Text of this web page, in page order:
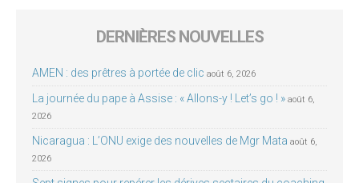
DERNIÈRES NOUVELLES
AMEN : des prêtres à portée de clic août 6, 2026
La journée du pape à Assise : « Allons-y ! Let’s go ! » août 6,
2026
Nicaragua : L’ONU exige des nouvelles de Mgr Mata août 6,
2026